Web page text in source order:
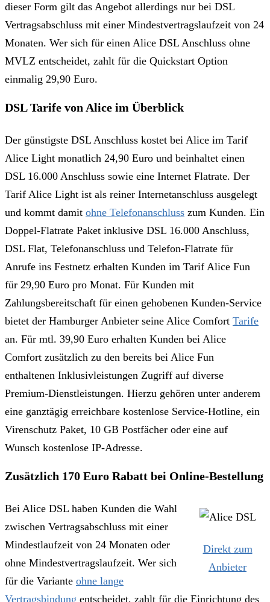
dieser Form gilt das Angebot allerdings nur bei DSL
Vertragsabschluss mit einer Mindestvertragslaufzeit von 24
Monaten. Wer sich für einen Alice DSL Anschluss ohne
MVLZ entscheidet, zahlt für die Quickstart Option
einmalig 29,90 Euro.
DSL Tarife von Alice im Überblick
Der günstigste DSL Anschluss kostet bei Alice im Tarif
Alice Light monatlich 24,90 Euro und beinhaltet einen
DSL 16.000 Anschluss sowie eine Internet Flatrate. Der
Tarif Alice Light ist als reiner Internetanschluss ausgelegt
und kommt damit ohne Telefonanschluss zum Kunden. Ein
Doppel-Flatrate Paket inklusive DSL 16.000 Anschluss,
DSL Flat, Telefonanschluss und Telefon-Flatrate für
Anrufe ins Festnetz erhalten Kunden im Tarif Alice Fun
für 29,90 Euro pro Monat. Für Kunden mit
Zahlungsbereitschaft für einen gehobenen Kunden-Service
bietet der Hamburger Anbieter seine Alice Comfort Tarife
an. Für mtl. 39,90 Euro erhalten Kunden bei Alice
Comfort zusätzlich zu den bereits bei Alice Fun
enthaltenen Inklusivleistungen Zugriff auf diverse
Premium-Dienstleistungen. Hierzu gehören unter anderem
eine ganztägig erreichbare kostenlose Service-Hotline, ein
Virenschutz Paket, 10 GB Postfächer oder eine auf
Wunsch kostenlose IP-Adresse.
Zusätzlich 170 Euro Rabatt bei Online-Bestellung
Direkt zum
Anbieter
Bei Alice DSL haben Kunden die Wahl
zwischen Vertragsabschluss mit einer
Mindestlaufzeit von 24 Monaten oder
ohne Mindestvertragslaufzeit. Wer sich
für die Variante ohne lange
Vertragsbindung entscheidet, zahlt für die Einrichtung des